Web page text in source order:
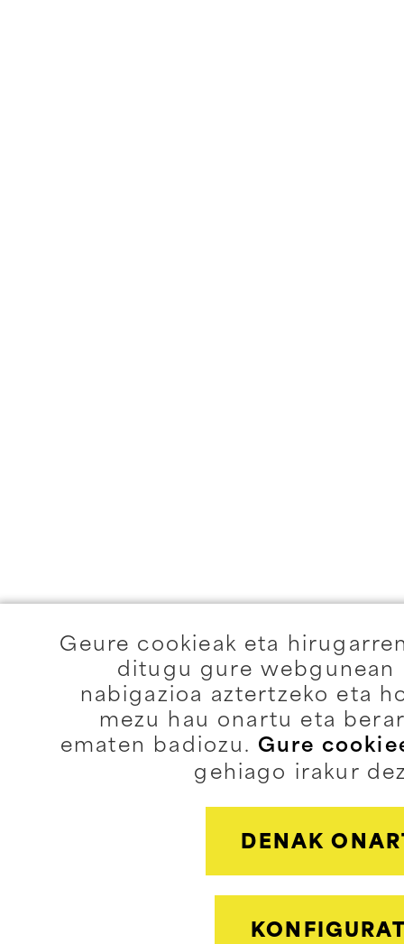
Geure cookieak eta
ditugu gure webgunean
nabigazioa aztertzeko eta
mezu hau onartu eta
ematen badiozu. Gure
gehiago irakur